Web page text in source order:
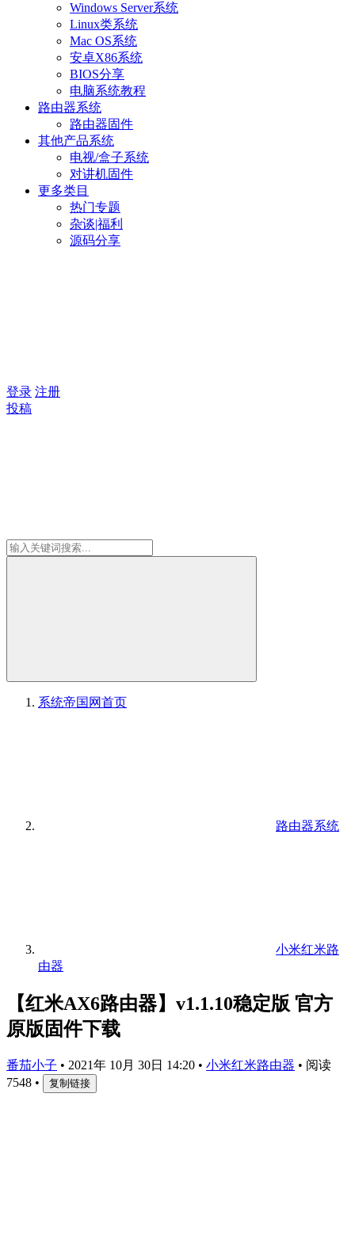
Windows Server系统
Linux类系统
Mac OS系统
安卓X86系统
BIOS分享
电脑系统教程
路由器系统
路由器固件
其他产品系统
电视/盒子系统
对讲机固件
更多类目
热门专题
杂谈|福利
源码分享
登录 注册
投稿
系统帝国网首页
路由器系统
小米红米路
由器
【红米AX6路由器】v1.1.10稳定版 官方
原版固件下载
番茄小子 • 2021年 10月 30日 14:20 • 小米红米路由器 • 阅读
7548 • 复制链接